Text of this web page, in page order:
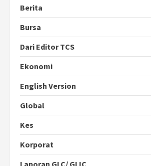
Berita
Bursa
Dari Editor TCS
Ekonomi
English Version
Global
Kes
Korporat